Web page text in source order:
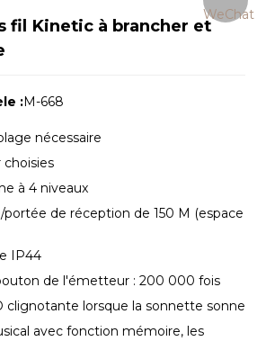
fil Kinetic à brancher et
:M-668
nécessaire
choisies
à 4 niveaux
de réception de 150 M (espace
IP44
de l'émetteur : 200 000 fois
clignotante lorsque la sonnette sonne
avec fonction mémoire, les